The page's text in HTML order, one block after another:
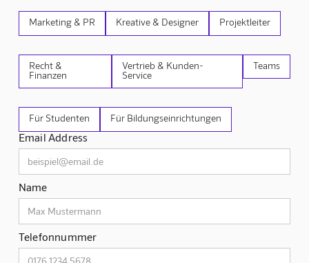
Marketing & PR Kreative & Designer Projektleiter
Recht &
Finanzen
Vertrieb & Kunden-
Service
Teams
Für Studenten Für Bildungseinrichtungen
Email Address
Name
Telefonnummer